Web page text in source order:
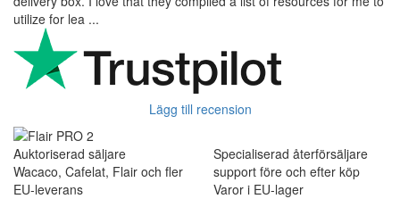
utilize for lea ...
Lägg till recension
Auktoriserad säljare
Wacaco, Cafelat, Flair och fler
Specialiserad återförsäljare
support före och efter köp
EU-leverans
Varor i EU-lager